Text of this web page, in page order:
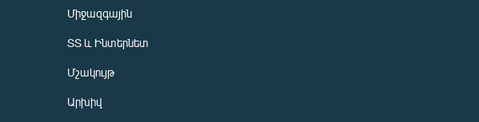
Միջազգային
ՏՏ և Ինտերնետ
Մշակույթ
Արխիվ